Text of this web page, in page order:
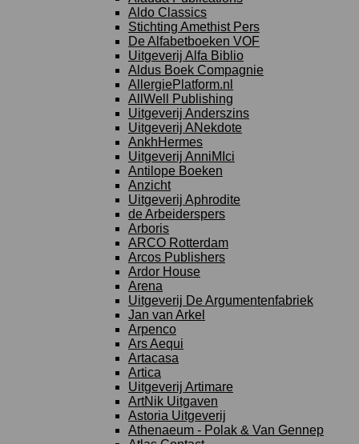
Aldo Classics
Stichting Amethist Pers
De Alfabetboeken VOF
Uitgeverij Alfa Biblio
Aldus Boek Compagnie
AllergiePlatform.nl
AllWell Publishing
Uitgeverij Anderszins
Uitgeverij ANekdote
AnkhHermes
Uitgeverij AnniMIci
Antilope Boeken
Anzicht
Uitgeverij Aphrodite
de Arbeiderspers
Arboris
ARCO Rotterdam
Arcos Publishers
Ardor House
Arena
Uitgeverij De Argumentenfabriek
Jan van Arkel
Arpenco
Ars Aequi
Artacasa
Artica
Uitgeverij Artimare
ArtNik Uitgaven
Astoria Uitgeverij
Athenaeum - Polak & Van Gennep